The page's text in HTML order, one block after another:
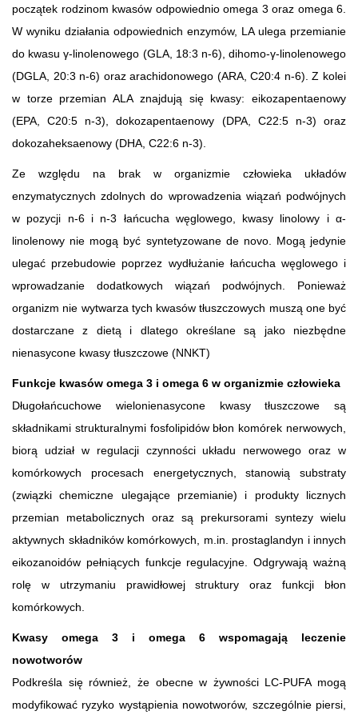
początek rodzinom kwasów odpowiednio omega 3 oraz omega 6.
W wyniku działania odpowiednich enzymów, LA ulega przemianie
do kwasu γ-linolenowego (GLA, 18:3 n-6), dihomo-γ-linolenowego
(DGLA, 20:3 n-6) oraz arachidonowego (ARA, C20:4 n-6). Z kolei
w torze przemian ALA znajdują się kwasy: eikozapentaenowy
(EPA, C20:5 n-3), dokozapentaenowy (DPA, C22:5 n-3) oraz
dokozaheksaenowy (DHA, C22:6 n-3).
Ze względu na brak w organizmie człowieka układów
enzymatycznych zdolnych do wprowadzenia wiązań podwójnych
w pozycji n-6 i n-3 łańcucha węglowego, kwasy linolowy i α-
linolenowy nie mogą być syntetyzowane de novo. Mogą jedynie
ulegać przebudowie poprzez wydłużanie łańcucha węglowego i
wprowadzanie dodatkowych wiązań podwójnych. Ponieważ
organizm nie wytwarza tych kwasów tłuszczowych muszą one być
dostarczane z dietą i dlatego określane są jako niezbędne
nienasycone kwasy tłuszczowe (NNKT)
Funkcje kwasów omega 3 i omega 6 w organizmie człowieka
Długołańcuchowe wielonienasycone kwasy tłuszczowe są
składnikami strukturalnymi fosfolipidów błon komórek nerwowych,
biorą udział w regulacji czynności układu nerwowego oraz w
komórkowych procesach energetycznych, stanowią substraty
(związki chemiczne ulegające przemianie) i produkty licznych
przemian metabolicznych oraz są prekursorami syntezy wielu
aktywnych składników komórkowych, m.in. prostaglandyn i innych
eikozanoidów pełniących funkcje regulacyjne. Odgrywają ważną
rolę w utrzymaniu prawidłowej struktury oraz funkcji błon
komórkowych.
Kwasy omega 3 i omega 6 wspomagają leczenie
nowotworów
Podkreśla się również, że obecne w żywności LC-PUFA mogą
modyfikować ryzyko wystąpienia nowotworów, szczególnie piersi,